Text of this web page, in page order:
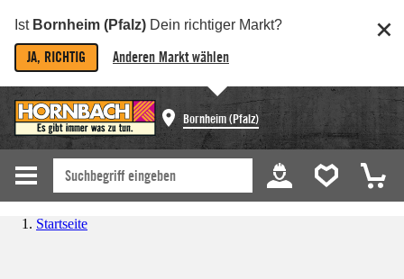
Ist Bornheim (Pfalz) Dein richtiger Markt?
JA, RICHTIG Anderen Markt wählen
Bornheim (Pfalz)
Startseite